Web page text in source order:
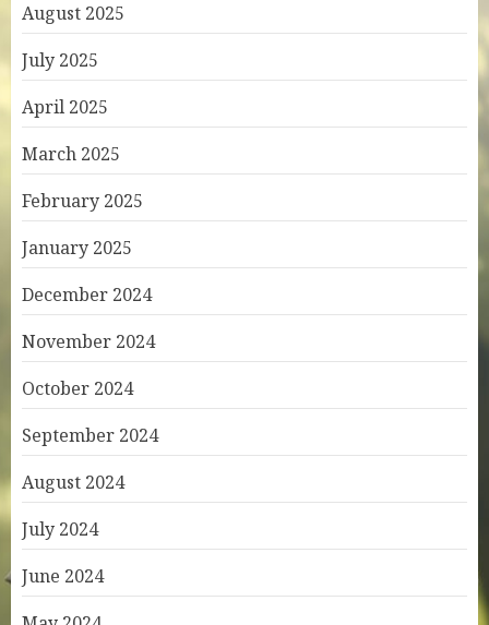
August 2025
July 2025
April 2025
March 2025
February 2025
January 2025
December 2024
November 2024
October 2024
September 2024
August 2024
July 2024
June 2024